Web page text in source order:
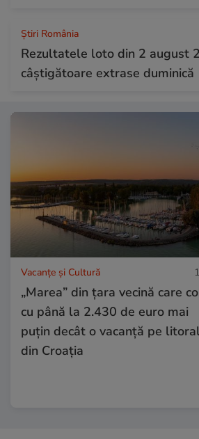
Știri România
Rezultatele loto din 2 august
câștigătoare extrase duminică
Vacanțe și Cultură
„Marea” din țara vecină care
cu până la 2.430 de euro mai
puțin decât o vacanță pe
din Croația